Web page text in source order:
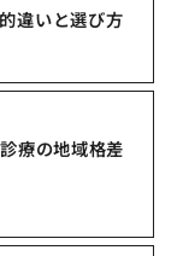
違いと選び方
療の地域格差